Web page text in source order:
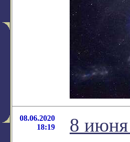
08.06.2020
18:19
8